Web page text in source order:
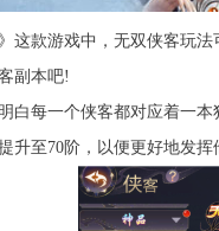
款游戏中，无双侠客玩法
副本吧!
每一个侠客都对应着一本
升至70阶，以便更好地发挥